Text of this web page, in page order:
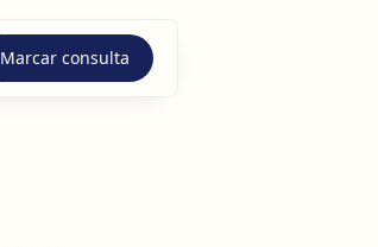
Marcar consulta